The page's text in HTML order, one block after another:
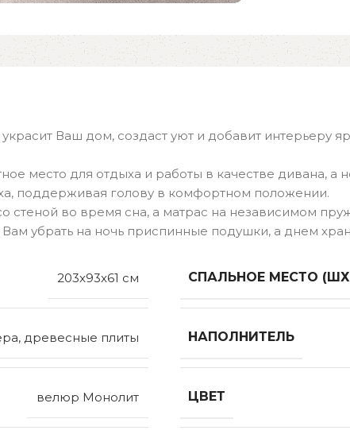
Ваш дом, создаст уют и добавит интерьеру
место для отдыха и работы в качестве дивана,
поддерживая голову в комфортном положении.
стеной во время сна, а матрас на независимом
убрать на ночь приспинные подушки, а днем
203x93x61 см СПАЛЬНОЕ МЕСТО
древесные плиты НАПОЛНИТЕЛЬ
велюр Монолит ЦВЕТ